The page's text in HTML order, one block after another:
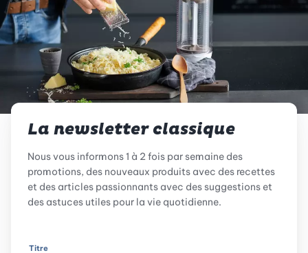
La newsletter classique
Nous vous informons 1 à 2 fois par semaine des
promotions, des nouveaux produits avec des recettes
et des articles passionnants avec des suggestions et
des astuces utiles pour la vie quotidienne.
Titre